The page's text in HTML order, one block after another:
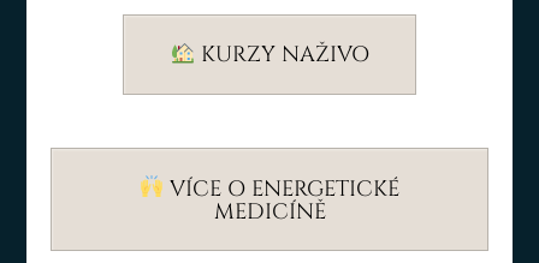
KURZY NAŽIVO
VÍCE O ENERGETICKÉ
MEDICÍNĚ